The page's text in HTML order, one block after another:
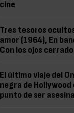
cine
Tres tesoros
amor (1964), En
Con los ojos
El último viaje del
negra de Hollywood
punto de ser